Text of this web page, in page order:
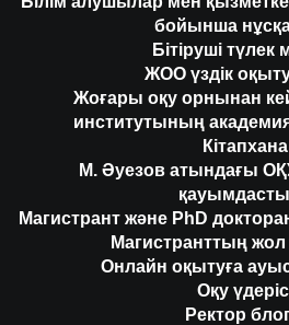
бойынша
Бітіруші түлек
ЖОО үздік
Жоғары оқу орнынан
институтының
Кітапхана
М. Әуезов атындағы
Магистрант және PhD
Магистранттың жол
Онлайн оқытуға
Оқу
Ректор